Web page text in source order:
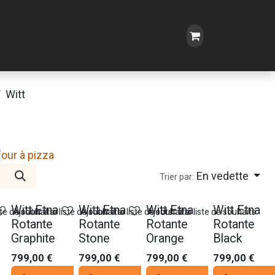
Witt
à pizza
Trier par: En vedette
Witt Etna
Rotante
Graphite
799,00 €
de souhaits
Witt Etna
Rotante
Stone
799,00 €
Ajouter à la liste de souhaits
Witt Etna
Rotante
Orange
799,00 €
Ajouter à la liste de souhaits
Witt Etna
Rotante
Black
799,00 €
Ajouter à la liste de souhaits